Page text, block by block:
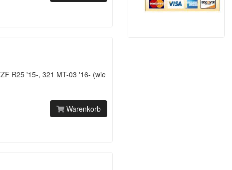
R25 '15-, 321 MT-03 '16- (wie
Warenkorb